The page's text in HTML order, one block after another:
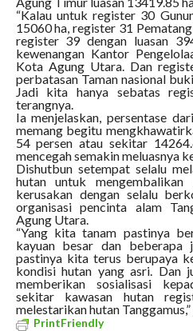
“Kalau untuk register 30
15060 ha, register 31
register 39 dengan luasan
kewenangan Kantor
Kota Agung Utara. Dan
perbatasan Taman nasional
Jadi kita hanya sebatas
terangnya.
Ia menjelaskan, persentase
memang begitu
54 persen atau sekitar
mencegah semakin meluasnya
Dishutbun setempat selalu
hutan untuk
kerusakan dengan selalu
organisasi pencinta alam
Agung Utara.
“Yang kita tanam pastinya
kayuan besar dan beberapa
pastinya kita terus berupaya
kondisi hutan yang asri. Dan
memberikan sosialisasi
sekitar kawasan hutan
melestarikan hutan Tanggamus,”
PrintFriendly